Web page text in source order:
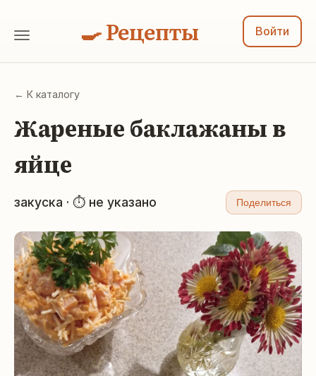
🍳 Рецепты Войти
← К каталогу
Жареные баклажаны в
яйце
закуска · ⏱ не указано Поделиться